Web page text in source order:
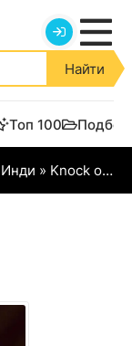
Найти
Топ 100
Инди » Knock on the Coffin Lid